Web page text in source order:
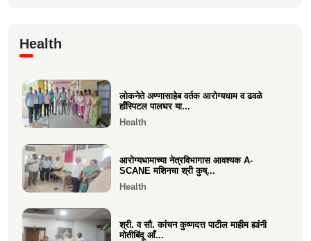
वसई विकास सहकारी बँकेचे अध्यक्ष आशय राऊत
Health
लोकनेते अण्णासाहेब वर्तक आरोग्यधाम व ढवळे
हाँस्पिटल पालघर या...
Health
आरोग्यधामाच्या नेत्रविभागास आवश्यक A-
SCANE मशिनचा श्री कुष्...
Health
श्री. व सौ. कांचन कुष्णदत्त पाटील माहीम ह्यांनी
मोतीबिंदू आँ...